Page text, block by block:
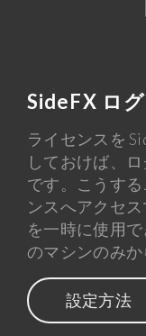
SideFX ロ
ライセンスを
しておけば、
です。こうす
ンスへアクセ
を一時に使用
のマシンのみか
設定方法